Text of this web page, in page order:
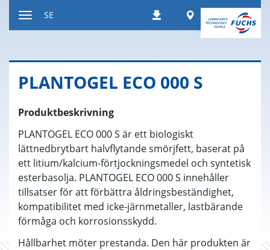
Nedladdningar
Worldwide
SE
PLAN­TO­GEL ECO 000 S
Produktbeskrivning
PLANTOGEL ECO 000 S är ett biologiskt
lättnedbrytbart halvflytande smörjfett, baserat på
ett litium/kalcium-förtjockningsmedel och syntetisk
esterbasolja. PLANTOGEL ECO 000 S innehåller
tillsatser för att förbättra åldringsbeständighet,
kompatibilitet med icke-järnmetaller, lastbärande
förmåga och korrosionsskydd.
Hållbarhet möter prestanda. Den här produkten är